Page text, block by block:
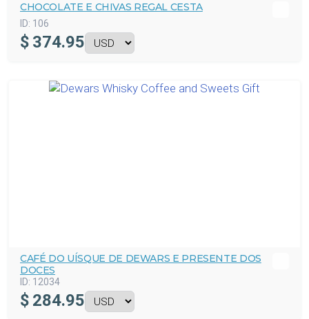
CHOCOLATE E CHIVAS REGAL CESTA
ID: 106
$ 374.95
CAFÉ DO UÍSQUE DE DEWARS E PRESENTE DOS
DOCES
ID: 12034
$ 284.95